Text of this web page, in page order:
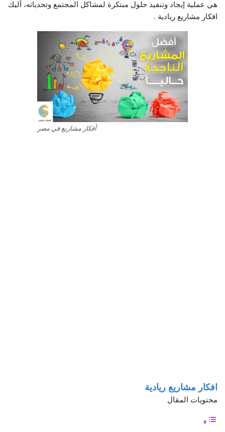
هي عملية إيجاد وتنفيذ حلول مبتكرة لمشاكل المجتمع وتحدياته، أليك
افكار مشاريع ريادية .
أفكار مشاريع في مصر
افكار مشاريع ريادية
محتويات المقال